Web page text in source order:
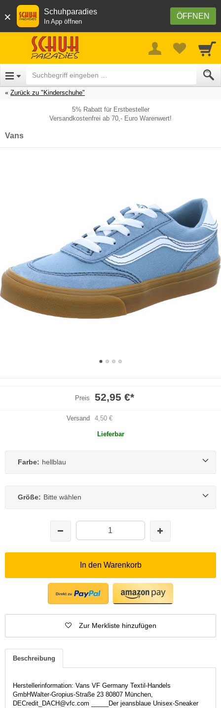
× ÖFFNEN
Schuhparadies
In App öffnen
Zurück zu "Kinderschuhe"
5% Rabatt für Erstbesteller
Versandkostenfrei ab 70,- Euro Warenwert!
Vans
Preis 52,95 €*
Versand 4,50 €
Lieferbar
Farbe: hellblau
Größe: Bitte wählen
In den Warenkorb
Zur Merkliste hinzufügen
Beschreibung
Herstellerinformation: Vans VF Germany Textil-Handels
GmbHWalter-Gropius-Straße 23 80807 München,
DECredit_DACH@vfc.com _____Der jeansblaue Unisex-Sneaker